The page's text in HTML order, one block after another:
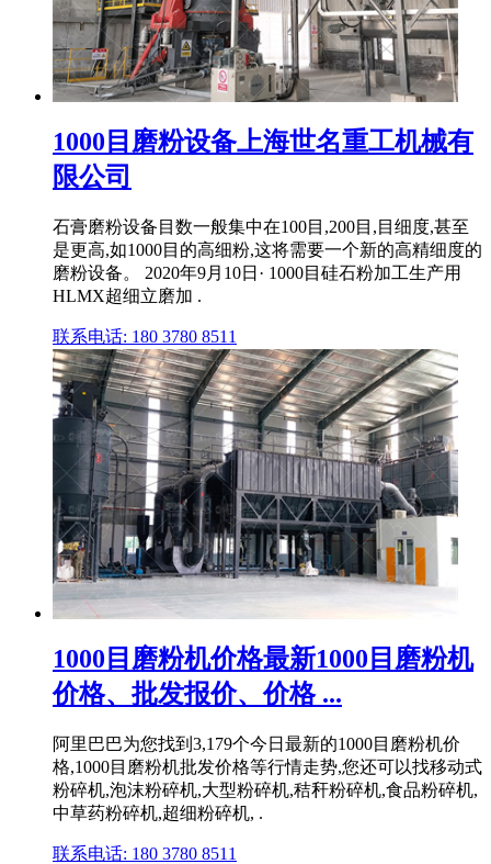
1000目磨粉设备上海世名重工机械有
限公司
石膏磨粉设备目数一般集中在100目,200目,目细度,甚至
是更高,如1000目的高细粉,这将需要一个新的高精细度的
磨粉设备。 2020年9月10日· 1000目硅石粉加工生产用
HLMX超细立磨加 .
联系电话: 180 3780 8511
1000目磨粉机价格最新1000目磨粉机
价格、批发报价、价格 ...
阿里巴巴为您找到3,179个今日最新的1000目磨粉机价
格,1000目磨粉机批发价格等行情走势,您还可以找移动式
粉碎机,泡沫粉碎机,大型粉碎机,秸秆粉碎机,食品粉碎机,
中草药粉碎机,超细粉碎机, .
联系电话: 180 3780 8511